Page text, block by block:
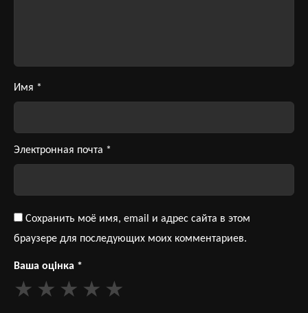
Имя *
Электронная почта *
Сохранить моё имя, email и адрес сайта в этом
браузере для последующих моих комментариев.
Ваша оцінка *